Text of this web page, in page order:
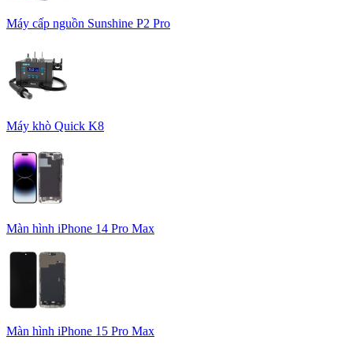
Máy cấp nguồn Sunshine P2 Pro
Máy khò Quick K8
Màn hình iPhone 14 Pro Max
Màn hình iPhone 15 Pro Max